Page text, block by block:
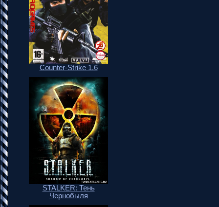
Counter-Strike 1.6
STALKER: Тень
Чернобыля